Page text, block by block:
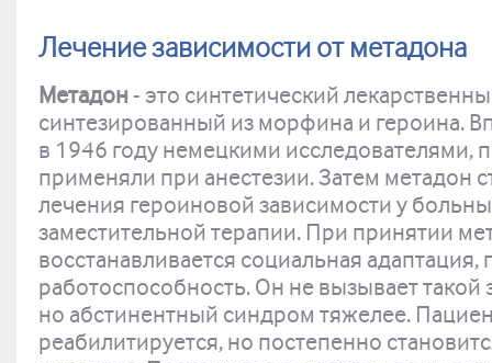
Лечение зависимости от метадона
Метадон - это синтетический
синтезированный из морфина и героина.
в 1946 году немецкими исследователями,
применяли при анестезии. Затем метадон
лечения героиновой зависимости у
заместительной терапии. При принятии
восстанавливается социальная адаптация,
работоспособность. Он не вызывает такой
но абстинентный синдром тяжелее.
реабилитируется, но постепенно